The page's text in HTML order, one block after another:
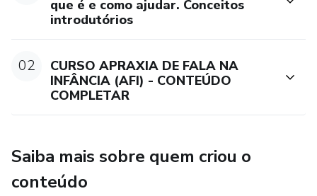
Pais, Professores, Médicos, Profissionais de enfermagem,
Fonoaudiólogas, Psicólogas, TOs, Educadores Físicos ou
qualquer outro profissional interessado em entender sobre
AFI.Aulas expositivas, online, com participação dos alunos;
Apresentações de vídeos buscando facilitar a
compreensão da prática.
que é e como ajudar. Conceitos
introdutórios
02
CURSO APRAXIA DE FALA NA
INFÂNCIA (AFI) - CONTEÚDO
COMPLETAR
Saiba mais sobre quem criou o
conteúdo